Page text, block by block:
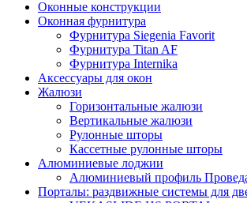
Оконные конструкции
Оконная фурнитура
Фурнитура Siegenia Favorit
Фурнитура Titan AF
Фурнитура Internika
Аксессуары для окон
Жалюзи
Горизонтальные жалюзи
Вертикальные жалюзи
Рулонные шторы
Кассетные рулонные шторы
Алюминиевые лоджии
Алюминиевый профиль
Порталы: раздвижные системы для